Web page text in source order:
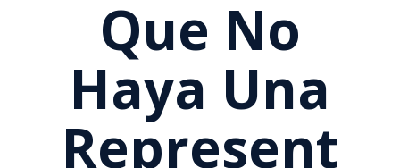
Que No
Haya Una
Represent